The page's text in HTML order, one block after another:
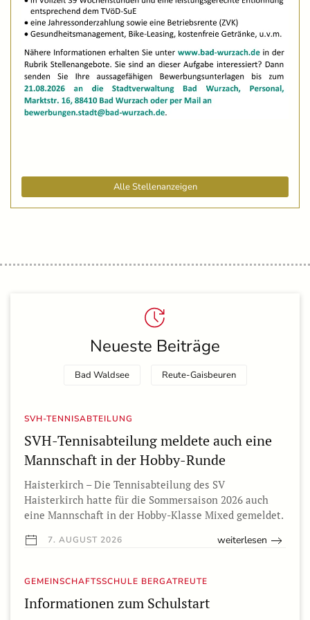
Alle Stellenanzeigen
Neueste Beiträge
Bad Waldsee Reute-Gaisbeuren
SVH-TENNISABTEILUNG
SVH-Tennisabteilung meldete auch eine
Mannschaft in der Hobby-Runde
Haisterkirch – Die Tennisabteilung des SV
Haisterkirch hatte für die Sommersaison 2026 auch
eine Mannschaft in der Hobby-Klasse Mixed gemeldet.
7. AUGUST 2026 weiterlesen
GEMEINSCHAFTSSCHULE BERGATREUTE
Informationen zum Schulstart